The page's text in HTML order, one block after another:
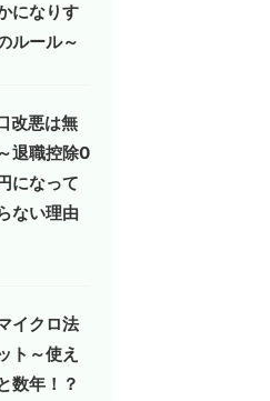
になりす
ルール～
改悪は無
退職控除0
になって
ない理由
イクロ法
ト～使え
数年！？